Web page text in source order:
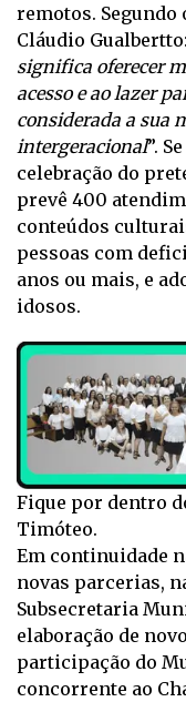
remotos.
Cláudio
significa oferecer
acesso e ao lazer
considerada a sua
intergeracional”.
celebração do
prevê 400
conteúdos
pessoas com
anos ou mais, e
idosos.
Fique por dentro
Timóteo.
Em continuidade
novas parcerias,
Subsecretaria
elaboração de
participação do
concorrente ao